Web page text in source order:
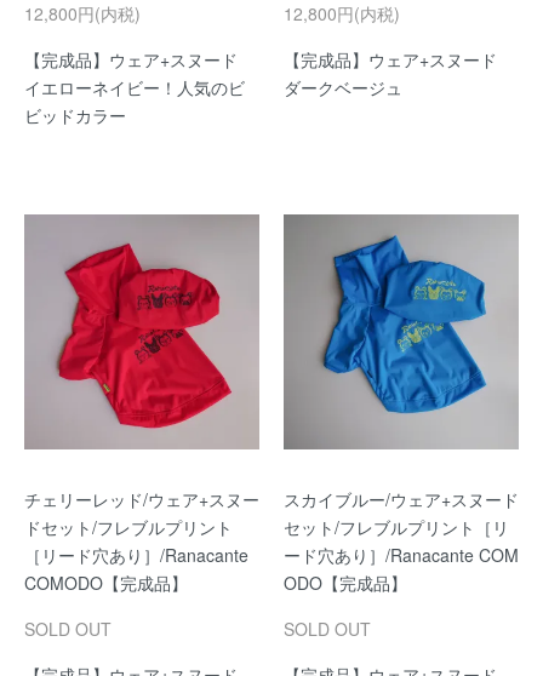
12,800円(内税)
【完成品】ウェア+スヌード
イエローネイビー！人気のビ
ビッドカラー
12,800円(内税)
【完成品】ウェア+スヌード
ダークベージュ
チェリーレッド/ウェア+スヌー
ドセット/フレブルプリント
［リード穴あり］/Ranacante
COMODO【完成品】
SOLD OUT
スカイブルー/ウェア+スヌード
セット/フレブルプリント［リ
ード穴あり］/Ranacante COM
ODO【完成品】
SOLD OUT